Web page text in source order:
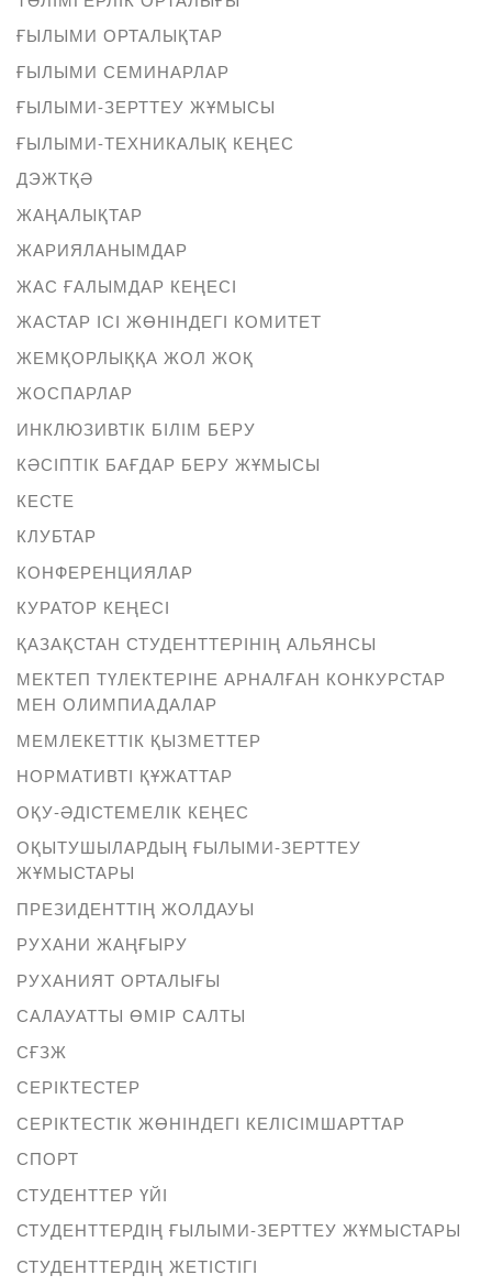
ҒЫЛЫМИ ОРТАЛЫҚТАР
ҒЫЛЫМИ СЕМИНАРЛАР
ҒЫЛЫМИ-ЗЕРТТЕУ ЖҰМЫСЫ
ҒЫЛЫМИ-ТЕХНИКАЛЫҚ КЕҢЕС
ДЭЖТҚӘ
ЖАҢАЛЫҚТАР
ЖАРИЯЛАНЫМДАР
ЖАС ҒАЛЫМДАР КЕҢЕСІ
ЖАСТАР ІСІ ЖӨНІНДЕГІ КОМИТЕТ
ЖЕМҚОРЛЫҚҚА ЖОЛ ЖОҚ
ЖОСПАРЛАР
ИНКЛЮЗИВТІК БІЛІМ БЕРУ
КӘСІПТІК БАҒДАР БЕРУ ЖҰМЫСЫ
КЕСТЕ
КЛУБТАР
КОНФЕРЕНЦИЯЛАР
КУРАТОР КЕҢЕСІ
ҚАЗАҚСТАН СТУДЕНТТЕРІНІҢ АЛЬЯНСЫ
МЕКТЕП ТҮЛЕКТЕРІНЕ АРНАЛҒАН КОНКУРСТАР
МЕН ОЛИМПИАДАЛАР
МЕМЛЕКЕТТІК ҚЫЗМЕТТЕР
НОРМАТИВТІ ҚҰЖАТТАР
ОҚУ-ӘДІСТЕМЕЛІК КЕҢЕС
ОҚЫТУШЫЛАРДЫҢ ҒЫЛЫМИ-ЗЕРТТЕУ
ЖҰМЫСТАРЫ
ПРЕЗИДЕНТТІҢ ЖОЛДАУЫ
РУХАНИ ЖАҢҒЫРУ
РУХАНИЯТ ОРТАЛЫҒЫ
САЛАУАТТЫ ӨМІР САЛТЫ
СҒЗЖ
СЕРІКТЕСТЕР
СЕРІКТЕСТІК ЖӨНІНДЕГІ КЕЛІСІМШАРТТАР
СПОРТ
СТУДЕНТТЕР ҮЙІ
СТУДЕНТТЕРДІҢ ҒЫЛЫМИ-ЗЕРТТЕУ ЖҰМЫСТАРЫ
СТУДЕНТТЕРДІҢ ЖЕТІСТІГІ